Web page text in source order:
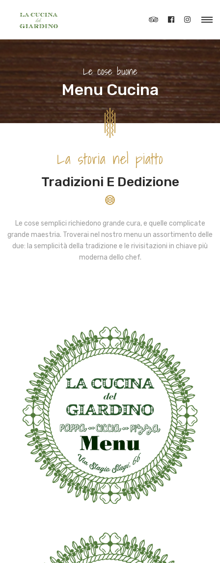
Le cose buone
Menu Cucina
La storia nel piatto
Tradizioni E Dedizione
Le cose semplici richiedono grande cura, e quelle complicate
grande maestria. Troverai nel nostro menu un assortimento delle
due: la semplicità della tradizione e le rivisitazioni in chiave più
moderna dello chef.